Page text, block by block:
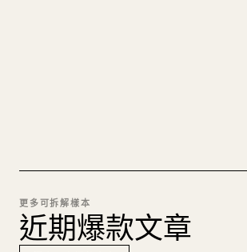
更多可拆解樣本
近期爆款文章